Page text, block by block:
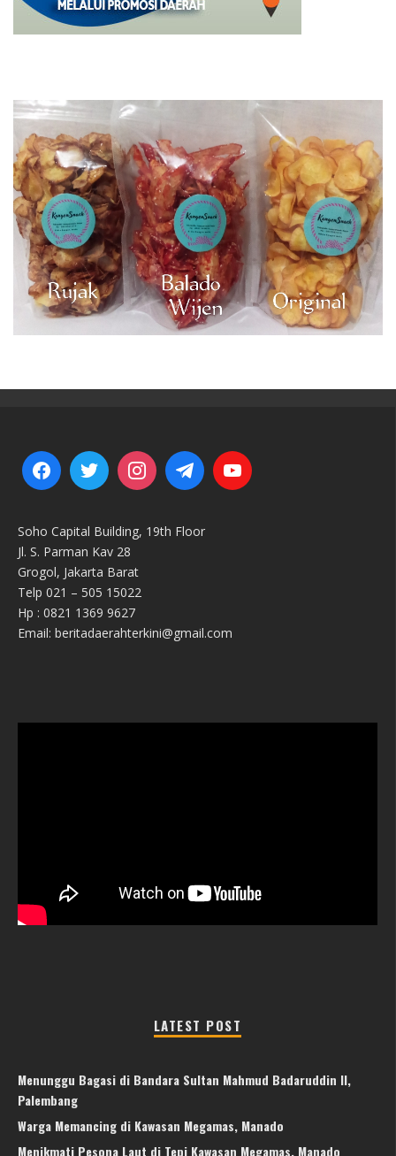
Soho Capital Building, 19th Floor
Jl. S. Parman Kav 28
Grogol, Jakarta Barat
Telp 021 – 505 15022
Hp : 0821 1369 9627
Email: beritadaerahterkini@gmail.com
LATEST POST
Menunggu Bagasi di Bandara Sultan Mahmud Badaruddin II,
Palembang
Warga Memancing di Kawasan Megamas, Manado
Menikmati Pesona Laut di Tepi Kawasan Megamas, Manado